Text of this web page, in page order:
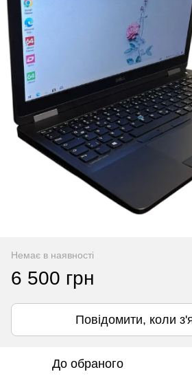
Немає в наявності
6 500 грн
Повідомити, коли
До обраного